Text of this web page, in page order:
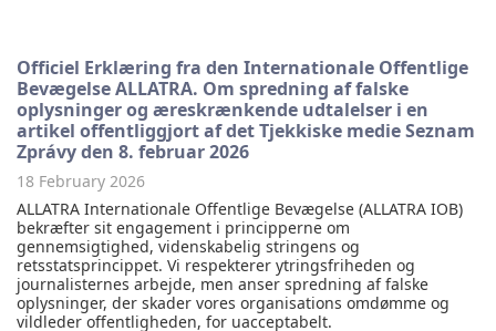
Officiel Erklæring fra den Internationale Offentlige
Bevægelse ALLATRA. Om spredning af falske
oplysninger og æreskrænkende udtalelser i en
artikel offentliggjort af det Tjekkiske medie Seznam
Zprávy den 8. februar 2026
18 February 2026
ALLATRA Internationale Offentlige Bevægelse (ALLATRA IOB)
bekræfter sit engagement i principperne om
gennemsigtighed, videnskabelig stringens og
retsstatsprincippet. Vi respekterer ytringsfriheden og
journalisternes arbejde, men anser spredning af falske
oplysninger, der skader vores organisations omdømme og
vildleder offentligheden, for uacceptabelt.